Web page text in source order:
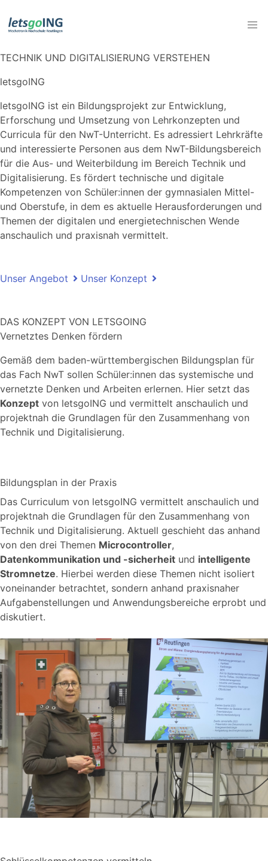
TECHNIK UND DIGITALISIERUNG VERSTEHEN
letsgoING
letsgoING ist ein Bildungsprojekt zur Entwicklung,
Erforschung und Umsetzung von Lehrkonzepten und
Curricula für den NwT-Unterricht. Es adressiert Lehrkräfte
und interessierte Personen aus dem NwT-Bildungsbereich
für die Aus- und Weiterbildung im Bereich Technik und
Digitalisierung. Es fördert technische und digitale
Kompetenzen von Schüler:innen der gymnasialen Mittel-
und Oberstufe, in dem es aktuelle Herausforderungen und
Themen der digitalen und energietechnischen Wende
anschaulich und praxisnah vermittelt.
Unser Angebot Unser Konzept
DAS KONZEPT VON LETSGOING
Vernetztes Denken fördern
Gemäß dem baden-württembergischen Bildungsplan für
das Fach NwT sollen Schüler:innen das systemische und
vernetzte Denken und Arbeiten erlernen. Hier setzt das
Konzept von letsgoING und vermittelt anschaulich und
projektnah die Grundlagen für den Zusammenhang von
Technik und Digitalisierung.
Bildungsplan in der Praxis
Das Curriculum von letsgoING vermittelt anschaulich und
projektnah die Grundlagen für den Zusammenhang von
Technik und Digitalisierung. Aktuell geschieht das anhand
von den drei Themen Microcontroller,
Datenkommunikation und -sicherheit und intelligente
Stromnetze. Hierbei werden diese Themen nicht isoliert
voneinander betrachtet, sondern anhand praxisnaher
Aufgabenstellungen und Anwendungsbereiche erprobt und
diskutiert.